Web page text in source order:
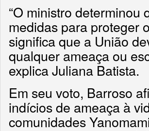
“O ministro determinou
medidas para proteger
significa que a União
qualquer ameaça ou
explica Juliana Batista.
Em seu voto, Barroso
indícios de ameaça à
comunidades